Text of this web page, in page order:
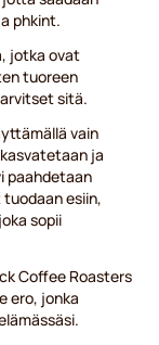
phkint.
jotka ovat
tuoreen
sitä.
vain
ja
paahdetaan
esiin,
sopii
Coffee Roasters
ero, jonka